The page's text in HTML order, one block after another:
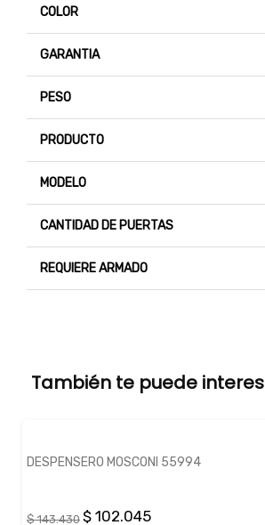
COLOR
GARANTIA
PESO
PRODUCTO
MODELO
CANTIDAD DE PUERTAS
REQUIERE ARMADO
También te puede
DESPENSERO MOSCONI 55994
$ 143.430 $ 102.045